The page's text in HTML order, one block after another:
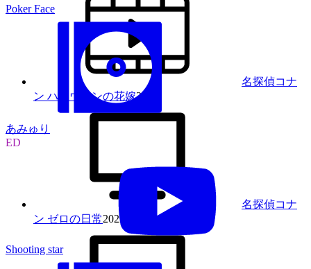
名探偵コナ
ン ハロウィンの花嫁2022
名探偵コナ
ン ゼロの日常2022
Poker Face
あみゅり
ED
Shooting star